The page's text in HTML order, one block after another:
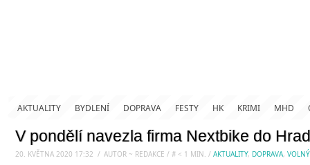
AKTUALITY BYDLENÍ DOPRAVA FESTY HK KRIMI MHD
V pondělí navezla firma Nextbike do
20. KVĚTNA 2020 17:32 / AUTOR ~ REDAKCE / # < 1 MIN. / AKTUALITY, DOPRAVA,